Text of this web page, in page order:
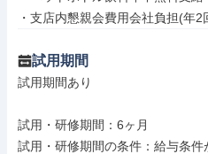
・支店内懇親会費用会社負担(年2
試用期間
試用期間あり
試用・研修期間：6ヶ月
試用・研修期間の条件：給与条件